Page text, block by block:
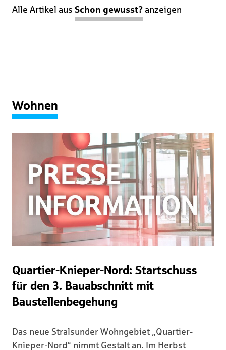
Alle Artikel aus Schon gewusst? anzeigen
Wohnen
Quartier-Knieper-Nord: Startschuss
für den 3. Bauabschnitt mit
Baustellenbegehung
Das neue Stralsunder Wohngebiet „Quartier-
Knieper-Nord“ nimmt Gestalt an. Im Herbst